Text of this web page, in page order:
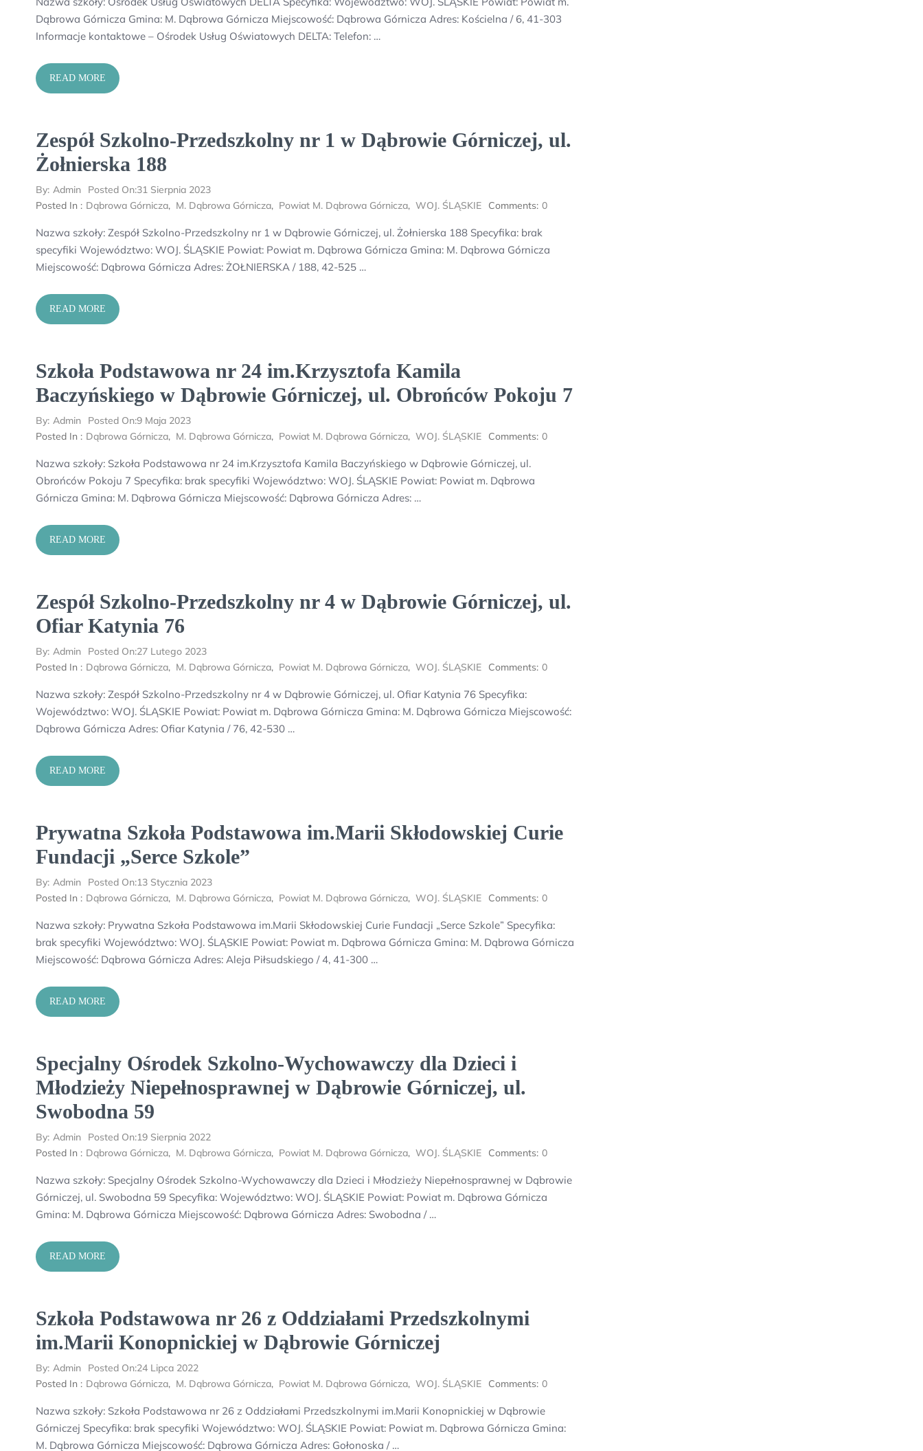
Dąbrowa Górnicza Gmina: M. Dąbrowa Górnicza Miejscowość: Dąbrowa Górnicza Adres: Kościelna / 6, 41-303
Informacje kontaktowe – Ośrodek Usług Oświatowych DELTA: Telefon: …
READ MORE
Zespół Szkolno-Przedszkolny nr 1 w Dąbrowie Górniczej, ul.
Żołnierska 188
By: Admin Posted On:31 Sierpnia 2023
Posted In : Dąbrowa Górnicza, M. Dąbrowa Górnicza, Powiat M. Dąbrowa Górnicza, WOJ. ŚLĄSKIE Comments: 0
Nazwa szkoły: Zespół Szkolno-Przedszkolny nr 1 w Dąbrowie Górniczej, ul. Żołnierska 188 Specyfika: brak
specyfiki Województwo: WOJ. ŚLĄSKIE Powiat: Powiat m. Dąbrowa Górnicza Gmina: M. Dąbrowa Górnicza
Miejscowość: Dąbrowa Górnicza Adres: ŻOŁNIERSKA / 188, 42-525 …
READ MORE
Szkoła Podstawowa nr 24 im.Krzysztofa Kamila
Baczyńskiego w Dąbrowie Górniczej, ul. Obrońców Pokoju 7
By: Admin Posted On:9 Maja 2023
Posted In : Dąbrowa Górnicza, M. Dąbrowa Górnicza, Powiat M. Dąbrowa Górnicza, WOJ. ŚLĄSKIE Comments: 0
Nazwa szkoły: Szkoła Podstawowa nr 24 im.Krzysztofa Kamila Baczyńskiego w Dąbrowie Górniczej, ul.
Obrońców Pokoju 7 Specyfika: brak specyfiki Województwo: WOJ. ŚLĄSKIE Powiat: Powiat m. Dąbrowa
Górnicza Gmina: M. Dąbrowa Górnicza Miejscowość: Dąbrowa Górnicza Adres: …
READ MORE
Zespół Szkolno-Przedszkolny nr 4 w Dąbrowie Górniczej, ul.
Ofiar Katynia 76
By: Admin Posted On:27 Lutego 2023
Posted In : Dąbrowa Górnicza, M. Dąbrowa Górnicza, Powiat M. Dąbrowa Górnicza, WOJ. ŚLĄSKIE Comments: 0
Nazwa szkoły: Zespół Szkolno-Przedszkolny nr 4 w Dąbrowie Górniczej, ul. Ofiar Katynia 76 Specyfika:
Województwo: WOJ. ŚLĄSKIE Powiat: Powiat m. Dąbrowa Górnicza Gmina: M. Dąbrowa Górnicza Miejscowość:
Dąbrowa Górnicza Adres: Ofiar Katynia / 76, 42-530 …
READ MORE
Prywatna Szkoła Podstawowa im.Marii Skłodowskiej Curie
Fundacji „Serce Szkole”
By: Admin Posted On:13 Stycznia 2023
Posted In : Dąbrowa Górnicza, M. Dąbrowa Górnicza, Powiat M. Dąbrowa Górnicza, WOJ. ŚLĄSKIE Comments: 0
Nazwa szkoły: Prywatna Szkoła Podstawowa im.Marii Skłodowskiej Curie Fundacji „Serce Szkole” Specyfika:
brak specyfiki Województwo: WOJ. ŚLĄSKIE Powiat: Powiat m. Dąbrowa Górnicza Gmina: M. Dąbrowa Górnicza
Miejscowość: Dąbrowa Górnicza Adres: Aleja Piłsudskiego / 4, 41-300 …
READ MORE
Specjalny Ośrodek Szkolno-Wychowawczy dla Dzieci i
Młodzieży Niepełnosprawnej w Dąbrowie Górniczej, ul.
Swobodna 59
By: Admin Posted On:19 Sierpnia 2022
Posted In : Dąbrowa Górnicza, M. Dąbrowa Górnicza, Powiat M. Dąbrowa Górnicza, WOJ. ŚLĄSKIE Comments: 0
Nazwa szkoły: Specjalny Ośrodek Szkolno-Wychowawczy dla Dzieci i Młodzieży Niepełnosprawnej w Dąbrowie
Górniczej, ul. Swobodna 59 Specyfika: Województwo: WOJ. ŚLĄSKIE Powiat: Powiat m. Dąbrowa Górnicza
Gmina: M. Dąbrowa Górnicza Miejscowość: Dąbrowa Górnicza Adres: Swobodna / …
READ MORE
Szkoła Podstawowa nr 26 z Oddziałami Przedszkolnymi
im.Marii Konopnickiej w Dąbrowie Górniczej
By: Admin Posted On:24 Lipca 2022
Posted In : Dąbrowa Górnicza, M. Dąbrowa Górnicza, Powiat M. Dąbrowa Górnicza, WOJ. ŚLĄSKIE Comments: 0
Nazwa szkoły: Szkoła Podstawowa nr 26 z Oddziałami Przedszkolnymi im.Marii Konopnickiej w Dąbrowie
Górniczej Specyfika: brak specyfiki Województwo: WOJ. ŚLĄSKIE Powiat: Powiat m. Dąbrowa Górnicza Gmina:
M. Dąbrowa Górnicza Miejscowość: Dąbrowa Górnicza Adres: Gołonoska / …